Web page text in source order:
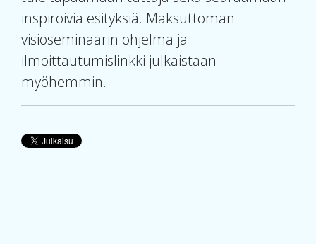
inspiroivia esityksiä. Maksuttoman
visioseminaarin ohjelma ja
ilmoittautumislinkki julkaistaan
myöhemmin.